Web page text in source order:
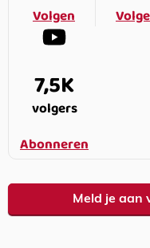
Volgen
7,5K
volgers
Abonneren
Meld je aan